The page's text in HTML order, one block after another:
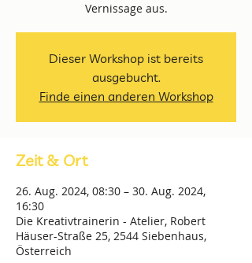
Vernissage aus.
Dieser Workshop ist bereits
ausgebucht.
Finde einen anderen Workshop
Zeit & Ort
26. Aug. 2024, 08:30 – 30. Aug. 2024,
16:30
Die Kreativtrainerin - Atelier, Robert
Häuser-Straße 25, 2544 Siebenhaus,
Österreich